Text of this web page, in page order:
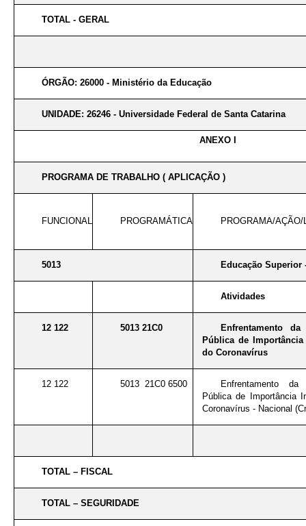
TOTAL - GERAL
ÓRGÃO: 26000 - Ministério da Educação
UNIDADE: 26246 - Universidade Federal de Santa Catarina
ANEXO I
PROGRAMA DE TRABALHO ( APLICAÇÃO )
FUNCIONAL PROGRAMÁTICA PROGRAMA/
5013 Educação Superior
Atividades
12 122 5013 21C0
Enfrentamento
Pública de
do Coronavírus
12 122 5013 21C0 6500
Enfrentamento
Pública de Importância
Coronavírus - Nacional
TOTAL – FISCAL
TOTAL – SEGURIDADE